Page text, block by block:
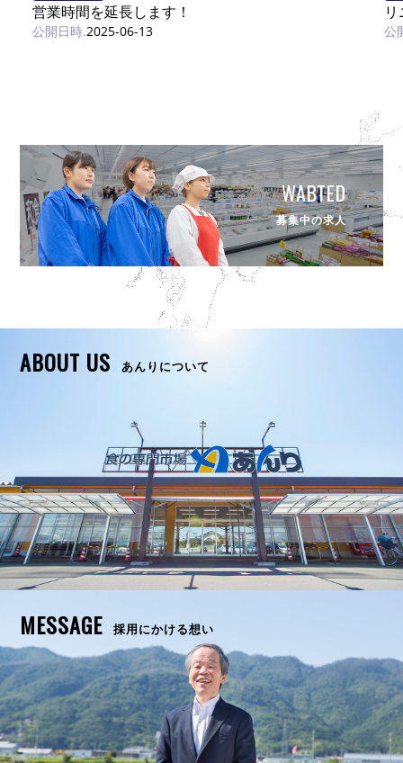
営業時間を延長します！
2025-06-13
WABTED
募集中の求人
ABOUT US あんりについて
MESSAGE 採用にかける想い